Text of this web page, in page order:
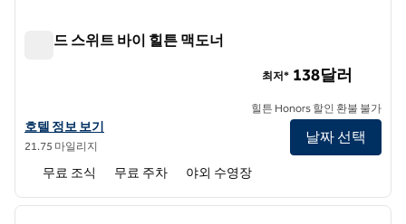
홈우드 스위트 바이 힐튼 맥도너
홈우드 스위트 바이 힐튼 맥도너의 호텔 정보 보기
호텔 정보 보기
21.75 마일리지
최저* 138달러
힐튼 Honors 할인 환불 불가
날짜 선택
무료 조식 무료 주차 야외 수영장
1/12
다음